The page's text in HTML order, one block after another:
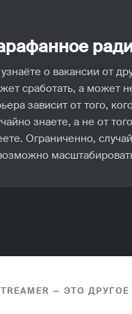
о вакансии от
сработать, а может
зависит от того,
знаете, а не от
Ограниченно,
— ЭТО ДРУГОЕ